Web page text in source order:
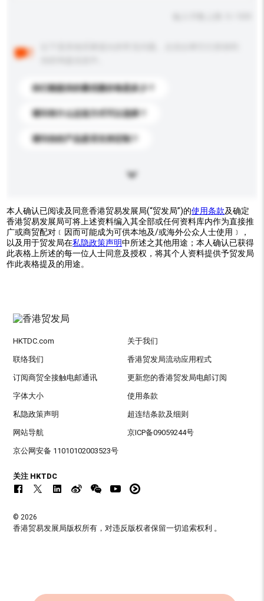
你们能提供的最优惠价格是多少？
请问有什么运送方式可以选择？
请问你的产品是否支持定制？
本人确认已阅读及同意香港贸易发展局(“贸发局”)的使用条款及确定
香港贸易发展局可将上述资料编入其全部或任何资料库内作为直接推
广或商贸配对﹝因而可能成为可供本地及/或海外公众人士使用﹞，
以及用于贸发局在私隐政策声明中所述之其他用途；本人确认已获得
此表格上所述的每一位人士同意及授权，将其个人资料提供予贸发局
作此表格提及的用途。
HKTDC.com 关于我们
联络我们 香港贸发局流动应用程式
订阅商贸全接触电邮通讯 更新您的香港贸发局电邮订阅
字体大小 使用条款
私隐政策声明 超连结条款及细则
网站导航 京ICP备09059244号
京公网安备 11010102003523号
关注 HKTDC
© 2026
香港贸易发展局版权所有，对违反版权者保留一切追索权利 。